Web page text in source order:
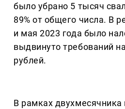
было убрано 5 тысяч
89% от общего числа. В
и мая 2023 года было
выдвинуто требований
рублей.
В рамках двухмесячника